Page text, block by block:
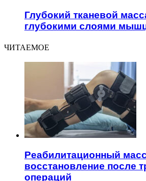
Глубокий тканевой
глубокими слоями
ЧИТАЕМОЕ
Реабилитационный
восстановление после
операций